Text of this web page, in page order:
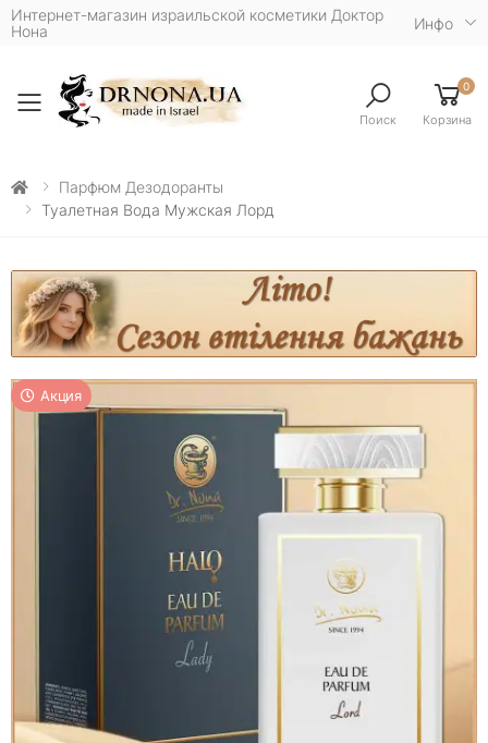
Интернет-магазин израильской косметики Доктор
Нона
Инфо
Toggle mobile menu Поиск
0
Корзина
Парфюм Дезодоранты
Туалетная Вода Мужская Лорд
Акция